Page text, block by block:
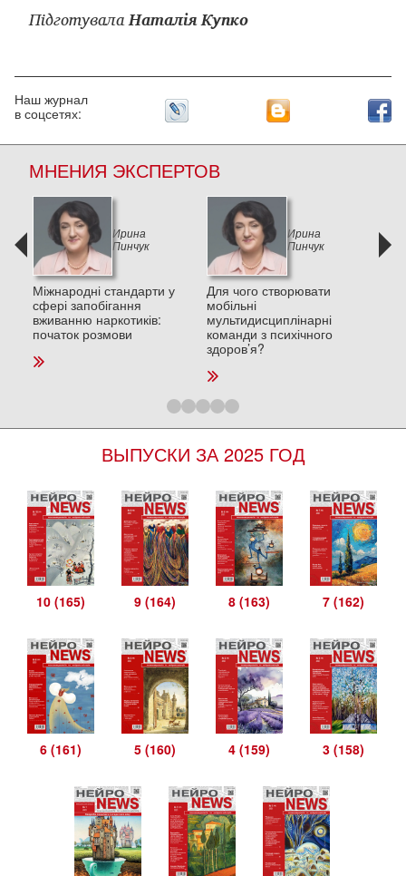
ПідготувалаНаталія Купко
Наш журнал
в соцсетях:
МНЕНИЯ ЭКСПЕРТОВ
Ирина
Пинчук
Міжнародні стандарти у
сфері запобігання
вживанню наркотиків:
початок розмови
Ирина
Пинчук
Для чого створювати
мобільні
мультидисциплінарні
команди з психічного
здоров’я?
ВЫПУСКИ ЗА 2025 ГОД
10 (165) 9 (164) 8 (163) 7 (162)
6 (161) 5 (160) 4 (159) 3 (158)